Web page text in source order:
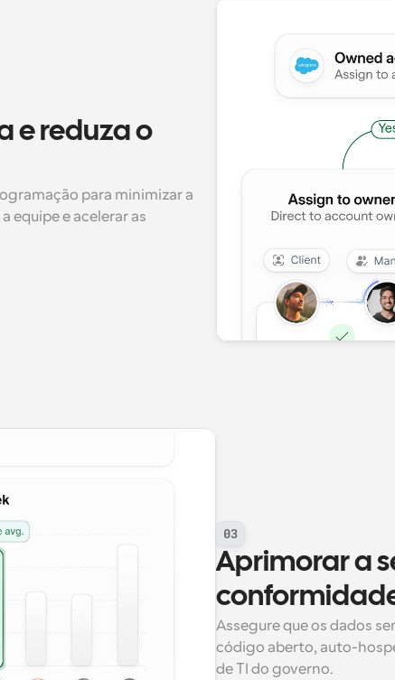
e reduza o
para minimizar a
equipe e acelerar as
03
Aprimorar a
Assegure que os dados
código aberto, auto-
de TI do governo.